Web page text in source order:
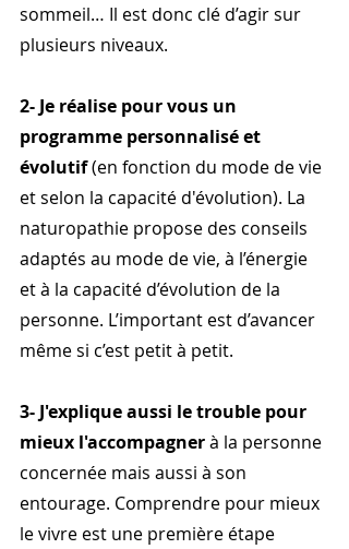
sommeil… Il est donc clé d’agir sur
plusieurs niveaux.
2- Je réalise pour vous un
programme personnalisé et
évolutif (en fonction du mode de vie
et selon la capacité d'évolution). La
naturopathie propose des conseils
adaptés au mode de vie, à l’énergie
et à la capacité d’évolution de la
personne. L’important est d’avancer
même si c’est petit à petit.
3- J'explique aussi le trouble pour
mieux l'accompagner à la personne
concernée mais aussi à son
entourage. Comprendre pour mieux
le vivre est une première étape